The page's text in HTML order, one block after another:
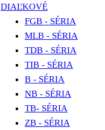
DIAĽKOVÉ
FGB - SÉRIA
MLB - SÉRIA
TDB - SÉRIA
TIB - SÉRIA
B - SÉRIA
NB - SÉRIA
TB- SÉRIA
ZB - SÉRIA